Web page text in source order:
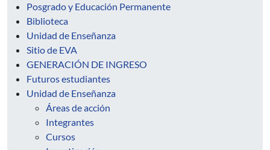
Posgrado y Educación Permanente
Biblioteca
Unidad de Enseñanza
Sitio de EVA
GENERACIÓN DE INGRESO
Futuros estudiantes
Unidad de Enseñanza
Áreas de acción
Integrantes
Cursos